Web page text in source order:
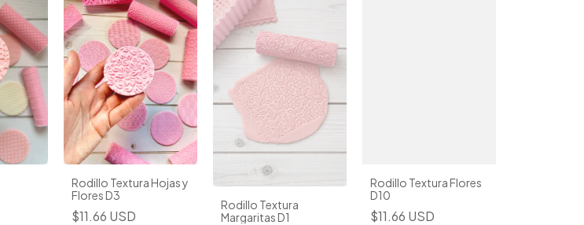
Rodillo Textura Hojas y
Flores D3
$11.66 USD
Rodillo Textura
Margaritas D1
Rodillo Textura Flores
D10
$11.66 USD